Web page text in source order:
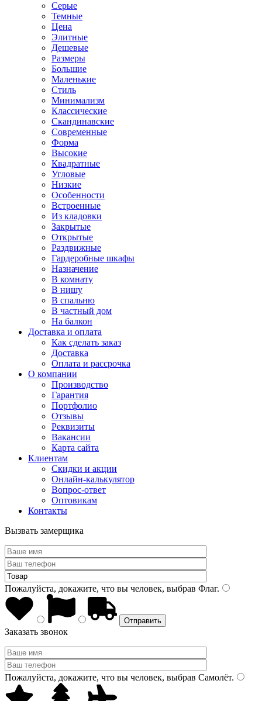
Серые
Темные
Цена
Элитные
Дешевые
Размеры
Большие
Маленькие
Стиль
Минимализм
Классические
Скандинавские
Современные
Форма
Высокие
Квадратные
Угловые
Низкие
Особенности
Встроенные
Из кладовки
Закрытые
Открытые
Раздвижные
Гардеробные шкафы
Назначение
В комнату
В нишу
В спальню
В частный дом
На балкон
Доставка и оплата
Как сделать заказ
Доставка
Оплата и рассрочка
О компании
Производство
Гарантия
Портфолио
Отзывы
Реквизиты
Вакансии
Карта сайта
Клиентам
Скидки и акции
Онлайн-калькулятор
Вопрос-ответ
Оптовикам
Контакты
Вызвать замерщика
Пожалуйста, докажите, что вы человек, выбрав Флаг.
Заказать звонок
Пожалуйста, докажите, что вы человек, выбрав Самолёт.